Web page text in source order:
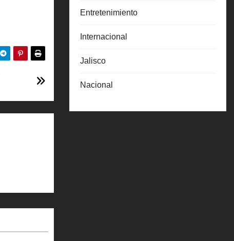
Entretenimiento
Internacional
Jalisco
Nacional